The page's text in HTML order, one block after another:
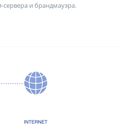
сервера и брандмауэра.